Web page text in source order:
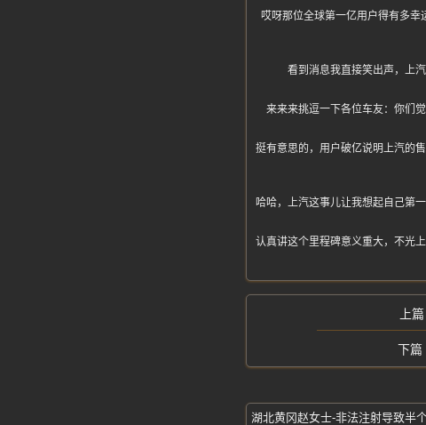
哎呀那位全球第一亿用户得有多
看到消息我直接笑出声，上
来来来挑逗一下各位车友：你们
挺有意思的，用户破亿说明上汽的
哈哈，上汽这事儿让我想起自己第
认真讲这个里程碑意义重大，不光